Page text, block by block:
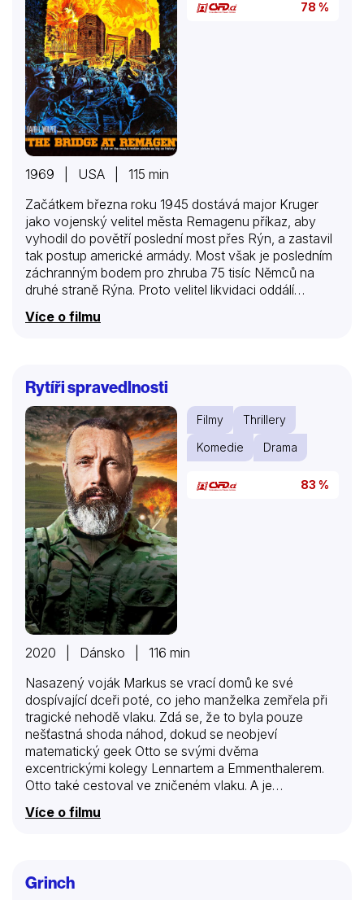
78 %
1969 | USA | 115 min
Začátkem března roku 1945 dostává major Kruger
jako vojenský velitel města Remagenu příkaz, aby
vyhodil do povětří poslední most přes Rýn, a zastavil
tak postup americké armády. Most však je posledním
záchranným bodem pro zhruba 75 tisíc Němců na
druhé straně Rýna. Proto velitel likvidaci oddálí…
Více o filmu
Rytíři spravedlnosti
Filmy
Thrillery
Komedie
Drama
83 %
2020 | Dánsko | 116 min
Nasazený voják Markus se vrací domů ke své
dospívající dceři poté, co jeho manželka zemřela při
tragické nehodě vlaku. Zdá se, že to byla pouze
nešťastná shoda náhod, dokud se neobjeví
matematický geek Otto se svými dvěma
excentrickými kolegy Lennartem a Emmenthalerem.
Otto také cestoval ve zničeném vlaku. A je
hromadí stopy, Markusovi je jasné, že mohlo jít o
náhodnosti vesmíru… a, no, o smyslu života.
Více o filmu
Grinch